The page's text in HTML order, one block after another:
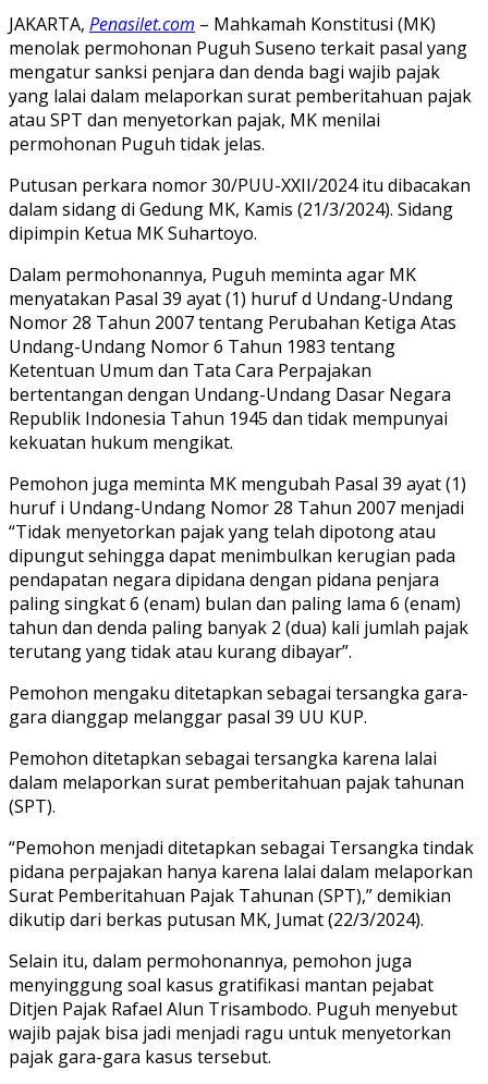
JAKARTA, Penasilet.com – Mahkamah Konstitusi (MK)
menolak permohonan Puguh Suseno terkait pasal yang
mengatur sanksi penjara dan denda bagi wajib pajak
yang lalai dalam melaporkan surat pemberitahuan pajak
atau SPT dan menyetorkan pajak, MK menilai
permohonan Puguh tidak jelas.
Putusan perkara nomor 30/PUU-XXII/2024 itu dibacakan
dalam sidang di Gedung MK, Kamis (21/3/2024). Sidang
dipimpin Ketua MK Suhartoyo.
Dalam permohonannya, Puguh meminta agar MK
menyatakan Pasal 39 ayat (1) huruf d Undang-Undang
Nomor 28 Tahun 2007 tentang Perubahan Ketiga Atas
Undang-Undang Nomor 6 Tahun 1983 tentang
Ketentuan Umum dan Tata Cara Perpajakan
bertentangan dengan Undang-Undang Dasar Negara
Republik Indonesia Tahun 1945 dan tidak mempunyai
kekuatan hukum mengikat.
Pemohon juga meminta MK mengubah Pasal 39 ayat (1)
huruf i Undang-Undang Nomor 28 Tahun 2007 menjadi
“Tidak menyetorkan pajak yang telah dipotong atau
dipungut sehingga dapat menimbulkan kerugian pada
pendapatan negara dipidana dengan pidana penjara
paling singkat 6 (enam) bulan dan paling lama 6 (enam)
tahun dan denda paling banyak 2 (dua) kali jumlah pajak
terutang yang tidak atau kurang dibayar”.
Pemohon mengaku ditetapkan sebagai tersangka gara-
gara dianggap melanggar pasal 39 UU KUP.
Pemohon ditetapkan sebagai tersangka karena lalai
dalam melaporkan surat pemberitahuan pajak tahunan
(SPT).
“Pemohon menjadi ditetapkan sebagai Tersangka tindak
pidana perpajakan hanya karena lalai dalam melaporkan
Surat Pemberitahuan Pajak Tahunan (SPT),” demikian
dikutip dari berkas putusan MK, Jumat (22/3/2024).
Selain itu, dalam permohonannya, pemohon juga
menyinggung soal kasus gratifikasi mantan pejabat
Ditjen Pajak Rafael Alun Trisambodo. Puguh menyebut
wajib pajak bisa jadi menjadi ragu untuk menyetorkan
pajak gara-gara kasus tersebut.